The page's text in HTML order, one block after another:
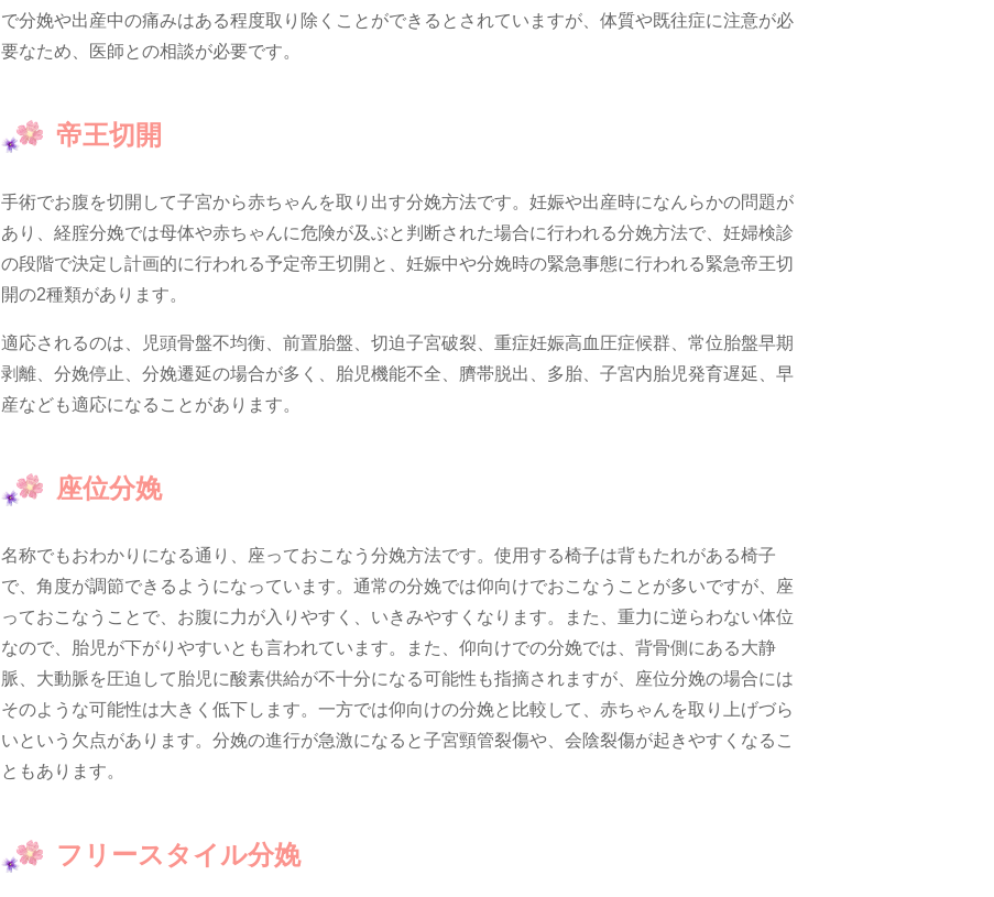
で分娩や出産中の痛みはある程度取り除くことができるとされていますが、体質や既往症に注意が必
要なため、医師との相談が必要です。
帝王切開
手術でお腹を切開して子宮から赤ちゃんを取り出す分娩方法です。妊娠や出産時になんらかの問題が
あり、経腟分娩では母体や赤ちゃんに危険が及ぶと判断された場合に行われる分娩方法で、妊婦検診
の段階で決定し計画的に行われる予定帝王切開と、妊娠中や分娩時の緊急事態に行われる緊急帝王切
開の2種類があります。
適応されるのは、児頭骨盤不均衡、前置胎盤、切迫子宮破裂、重症妊娠高血圧症候群、常位胎盤早期
剥離、分娩停止、分娩遷延の場合が多く、胎児機能不全、臍帯脱出、多胎、子宮内胎児発育遅延、早
産なども適応になることがあります。
座位分娩
名称でもおわかりになる通り、座っておこなう分娩方法です。使用する椅子は背もたれがある椅子
で、角度が調節できるようになっています。通常の分娩では仰向けでおこなうことが多いですが、座
っておこなうことで、お腹に力が入りやすく、いきみやすくなります。また、重力に逆らわない体位
なので、胎児が下がりやすいとも言われています。また、仰向けでの分娩では、背骨側にある大静
脈、大動脈を圧迫して胎児に酸素供給が不十分になる可能性も指摘されますが、座位分娩の場合には
そのような可能性は大きく低下します。一方では仰向けの分娩と比較して、赤ちゃんを取り上げづら
いという欠点があります。分娩の進行が急激になると子宮頸管裂傷や、会陰裂傷が起きやすくなるこ
ともあります。
フリースタイル分娩